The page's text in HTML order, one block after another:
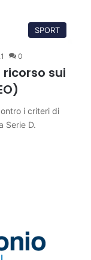
SPORT
0
ricorso sui
i criteri di
Serie D.